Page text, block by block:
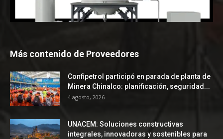
Más contenido de Proveedores
Confipetrol participó en parada de planta de
Minera Chinalco: planificación, seguridad...
4 agosto, 2026
UNACEM: Soluciones constructivas
integrales, innovadoras y sostenibles para